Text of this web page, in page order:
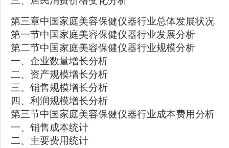
第三章中国家庭美容保健仪器行业总体发展状况
第一节中国家庭美容保健仪器行业发展分析
第二节中国家庭美容保健仪器行业规模分析
一、企业数量增长分析
二、资产规模增长分析
三、销售规模增长分析
四、利润规模增长分析
第三节中国家庭美容保健仪器行业成本费用分析
一、销售成本统计
二、主要费用统计